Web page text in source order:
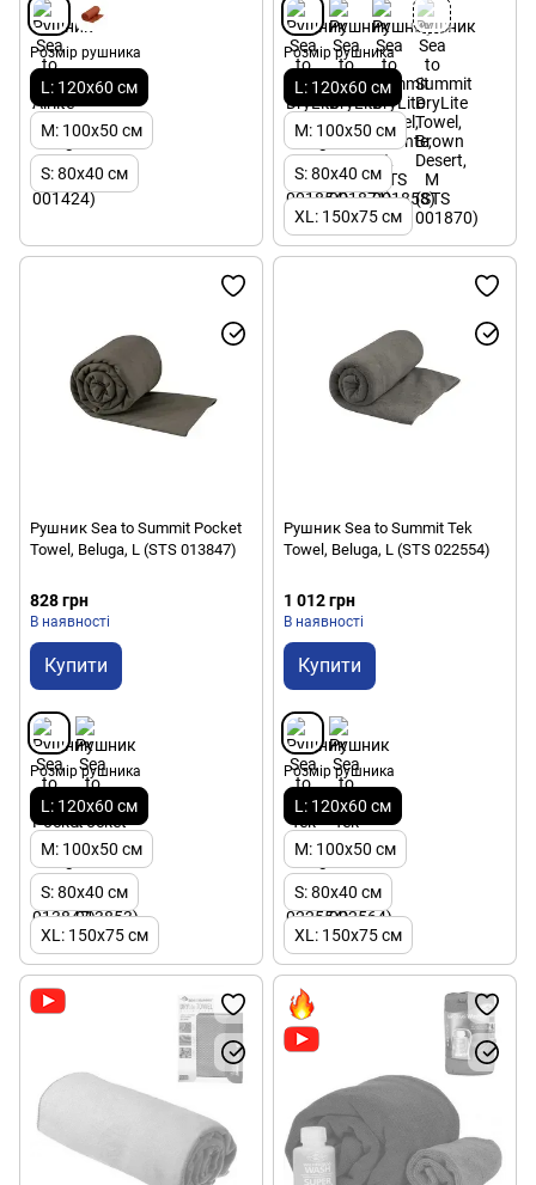
Розмір рушника
L: 120x60 см
M: 100x50 см
S: 80x40 см
Розмір рушника
L: 120x60 см
M: 100x50 см
S: 80x40 см
XL: 150x75 см
Рушник Sea to Summit Pocket
Towel, Beluga, L (STS 013847)
828 грн
В наявності
Купити
Розмір рушника
L: 120x60 см
M: 100x50 см
S: 80x40 см
XL: 150x75 см
Рушник Sea to Summit Tek
Towel, Beluga, L (STS 022554)
1 012 грн
В наявності
Купити
Розмір рушника
L: 120x60 см
M: 100x50 см
S: 80x40 см
XL: 150x75 см